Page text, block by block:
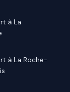
à La
à La Roche-